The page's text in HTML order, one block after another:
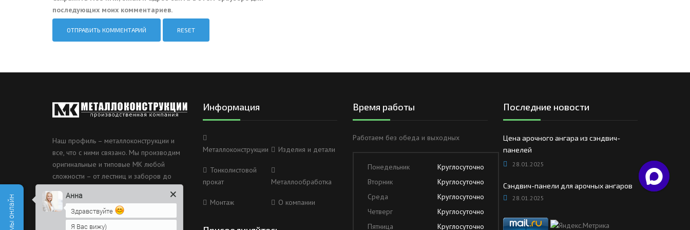
последующих моих комментариев.
RESET
Наш профиль – металлоконструкции и
все, что с ними связано. Мы производим
оригинальные и типовые МК любой
сложности – от лестниц и заборов до
Россия, Санкт-Петербург, 2
Муринский проспект дом 38
Информация
Металлоконструкции Изделия и детали
Тонколистовой
прокат
Металлообработка
Монтаж О компании
Время работы
Работаем без обеда и выходных
Понедельник
Круглосуточно
Вторник
Круглосуточно
Среда
Круглосуточно
Четверг
Круглосуточно
Пятница
Круглосуточно
Последние новости
Цена арочного ангара из сэндвич-
панелей
28.01.2025
Сэндвич-панели для арочных ангаров
28.01.2025
Анна
Здравствуйте
Я Вас вижу)